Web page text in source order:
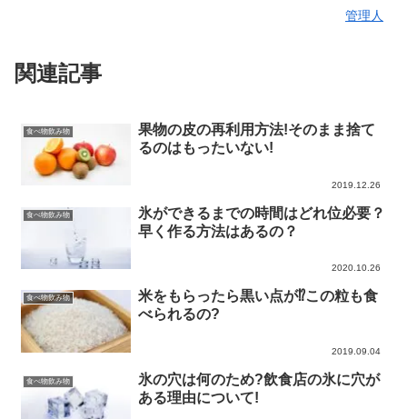
管理人
関連記事
食べ物飲み物
果物の皮の再利用方法!そのまま捨て
るのはもったいない!
2019.12.26
食べ物飲み物
氷ができるまでの時間はどれ位必要？
早く作る方法はあるの？
2020.10.26
食べ物飲み物
米をもらったら黒い点が⁉この粒も食
べられるの?
2019.09.04
食べ物飲み物
氷の穴は何のため?飲食店の氷に穴が
ある理由について!